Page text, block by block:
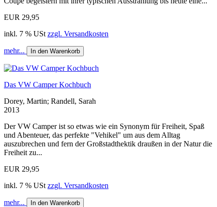
EUR 29,95
inkl. 7 % USt zzgl. Versandkosten
mehr... In den Warenkorb
Das VW Camper Kochbuch
Dorey, Martin; Randell, Sarah
2013
Der VW Camper ist so etwas wie ein Synonym für Freiheit, Spaß
und Abenteuer, das perfekte "Vehikel" um aus dem Alltag
auszubrechen und fern der Großstadthektik draußen in der Natur die
Freiheit zu...
EUR 29,95
inkl. 7 % USt zzgl. Versandkosten
mehr... In den Warenkorb